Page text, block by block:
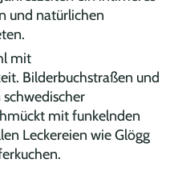
und natürlichen
mit
Bilderbuchstraßen und
mit funkelnden
Leckereien wie Glögg